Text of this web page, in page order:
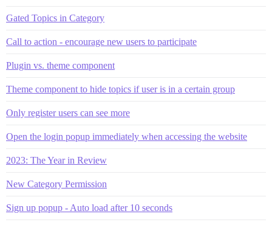
Gated Topics in Category
Call to action - encourage new users to participate
Plugin vs. theme component
Theme component to hide topics if user is in a certain group
Only register users can see more
Open the login popup immediately when accessing the website
2023: The Year in Review
New Category Permission
Sign up popup - Auto load after 10 seconds